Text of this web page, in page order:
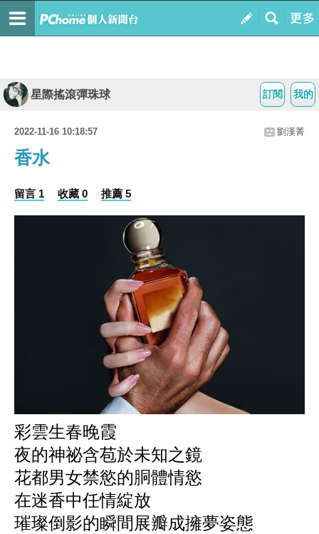
我的
訂閱
星際搖滾彈珠球
2022-11-16 10:18:57 劉漢菁
香水
留言 1 收藏 0 推薦 5
彩雲生春晚霞
夜的神祕含苞於未知之鏡
花都男女禁慾的胴體情慾
在迷香中任情綻放
璀璨倒影的瞬間展瓣成擁夢姿態